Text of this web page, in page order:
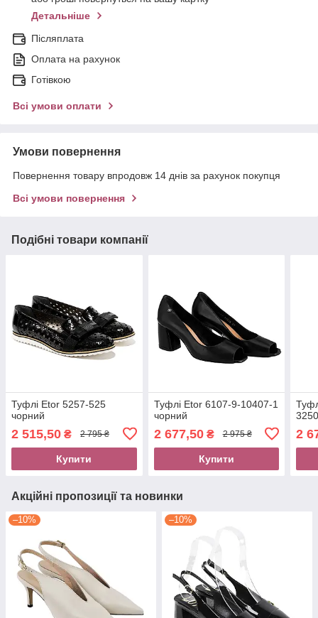
Детальніше
Післяплата
Оплата на рахунок
Готівкою
Всі умови оплати
Умови повернення
Повернення товару впродовж 14 днів за рахунок покупця
Всі умови повернення
Подібні товари компанії
Туфлі Etor 5257-525
чорний
2 515,50 ₴ 2 795 ₴
Купити
Туфлі Etor 6107-9-10407-1
чорний
2 677,50₴ 2 975 ₴
Купити
2
Акційні пропозиції та новинки
–10% –10%